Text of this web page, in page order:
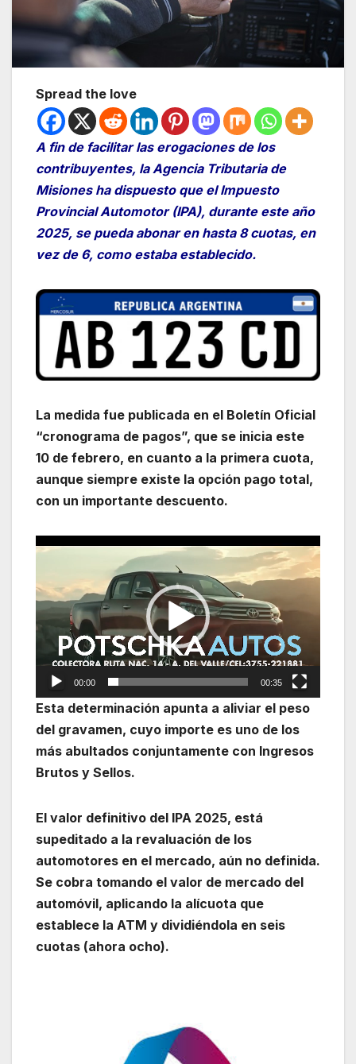
Spread the love
A fin de facilitar las erogaciones de los
contribuyentes, la Agencia Tributaria de
Misiones ha dispuesto que el Impuesto
Provincial Automotor (IPA), durante este año
2025, se pueda abonar en hasta 8 cuotas, en
vez de 6, como estaba establecido.
La medida fue publicada en el Boletín Oficial
“cronograma de pagos”, que se inicia este
10 de febrero, en cuanto a la primera cuota,
aunque siempre existe la opción pago total,
con un importante descuento.
Reproductor
vídeo
00:00 00:35
Esta determinación apunta a aliviar el peso
del gravamen, cuyo importe es uno de los
más abultados conjuntamente con Ingresos
Brutos y Sellos.
El valor definitivo del IPA 2025, está
supeditado a la revaluación de los
automotores en el mercado, aún no definida.
Se cobra tomando el valor de mercado del
automóvil, aplicando la alícuota que
establece la ATM y dividiéndola en seis
cuotas (ahora ocho).